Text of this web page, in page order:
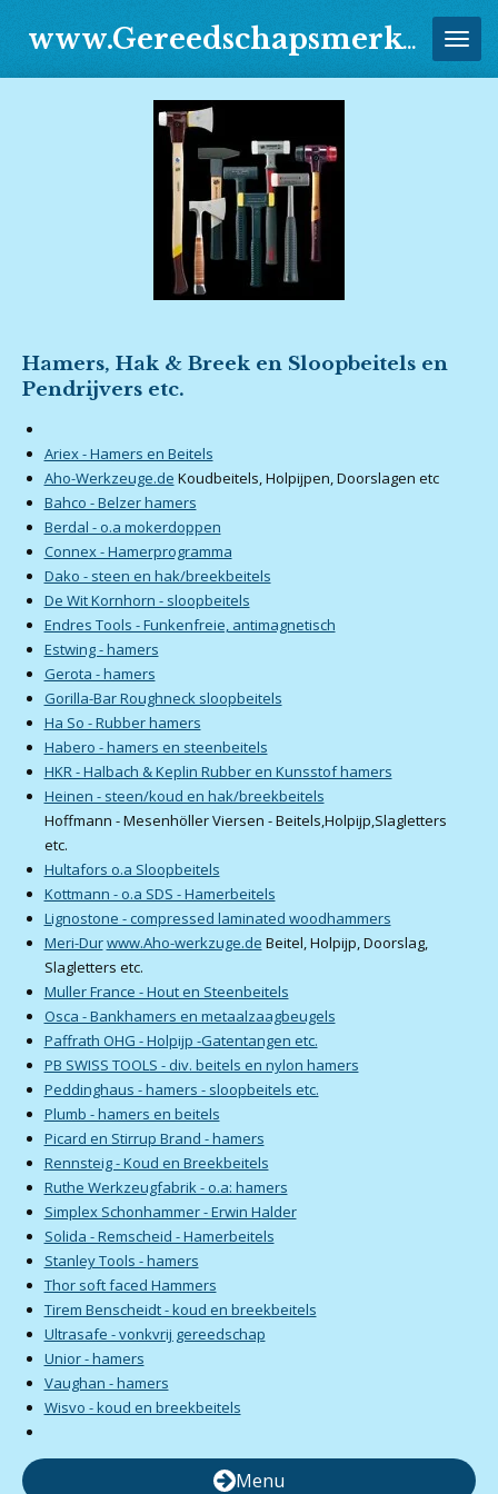
direct
www.Gereedschapsmerken.Jouwweb.nl
Hamers, Hak & Breek en Sloopbeitels en
Pendrijvers etc.
Ariex - Hamers en Beitels
Aho-Werkzeuge.de Koudbeitels, Holpijpen, Doorslagen etc
Bahco - Belzer hamers
Berdal - o.a mokerdoppen
Connex - Hamerprogramma
Dako - steen en hak/breekbeitels
De Wit Kornhorn - sloopbeitels
Endres Tools - Funkenfreie, antimagnetisch
Estwing - hamers
Gerota - hamers
Gorilla-Bar Roughneck sloopbeitels
Ha So - Rubber hamers
Habero - hamers en steenbeitels
HKR - Halbach & Keplin Rubber en Kunsstof hamers
Heinen - steen/koud en hak/breekbeitels
Hoffmann - Mesenhöller Viersen - Beitels,Holpijp,Slagletters
etc.
Hultafors o.a Sloopbeitels
Kottmann - o.a SDS - Hamerbeitels
Lignostone - compressed laminated woodhammers
Meri-Durwww.Aho-werkzuge.de Beitel, Holpijp, Doorslag,
Slagletters etc.
Muller France - Hout en Steenbeitels
Osca - Bankhamers en metaalzaagbeugels
Paffrath OHG - Holpijp -Gatentangen etc.
PB SWISS TOOLS - div. beitels en nylon hamers
Peddinghaus - hamers - sloopbeitels etc.
Plumb - hamers en beitels
Picard en Stirrup Brand - hamers
Rennsteig - Koud en Breekbeitels
Ruthe Werkzeugfabrik - o.a: hamers
Simplex Schonhammer - Erwin Halder
Solida - Remscheid - Hamerbeitels
Stanley Tools - hamers
Thor soft faced Hammers
Tirem Benscheidt - koud en breekbeitels
Ultrasafe - vonkvrij gereedschap
Unior - hamers
Vaughan - hamers
Wisvo - koud en breekbeitels
Menu